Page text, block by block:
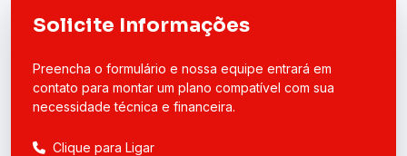
Solicite Informações
Preencha o formulário e nossa equipe entrará em
contato para montar um plano compatível com sua
necessidade técnica e financeira.
Clique para Ligar